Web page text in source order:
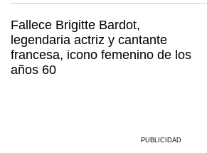
Fallece Brigitte Bardot,
legendaria actriz y cantante
francesa, icono femenino de los
años 60
PUBLICIDAD